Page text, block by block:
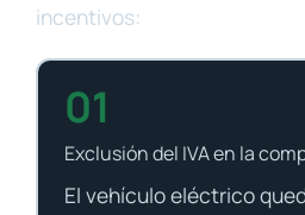
incentivos:
01
Exclusión del IVA en la
El vehículo eléctrico